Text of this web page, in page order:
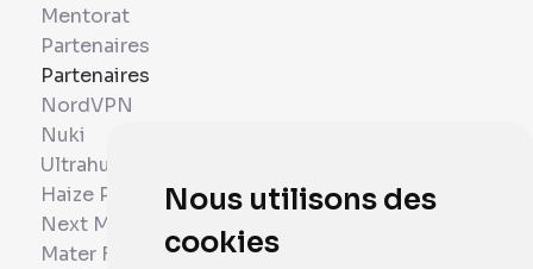
Nous utilisons des
cookies
Mentorat
Partenaires
Partenaires
NordVPN
Nuki
Ultrahuman
Haize Project
Next Mobiles
Mater France